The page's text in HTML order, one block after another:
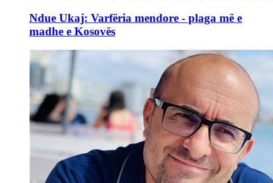
Ndue Ukaj: Varfëria mendore - plaga më e
madhe e Kosovës